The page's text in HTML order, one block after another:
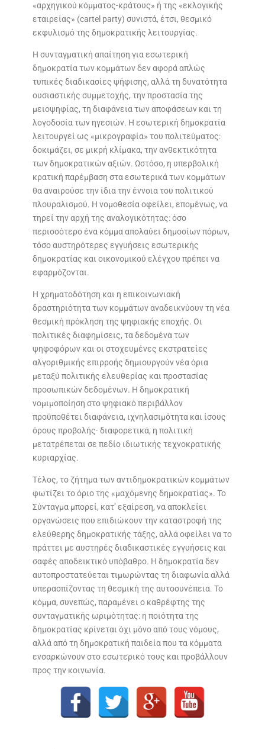
«αρχηγικού κόμματος-κράτους» ή της «εκλογικής
εταιρείας» (cartel party) συνιστά, έτσι, θεσμικό
εκφυλισμό της δημοκρατικής λειτουργίας.
Η συνταγματική απαίτηση για εσωτερική
δημοκρατία των κομμάτων δεν αφορά απλώς
τυπικές διαδικασίες ψήφισης, αλλά τη δυνατότητα
ουσιαστικής συμμετοχής, την προστασία της
μειοψηφίας, τη διαφάνεια των αποφάσεων και τη
λογοδοσία των ηγεσιών. Η εσωτερική δημοκρατία
λειτουργεί ως «μικρογραφία» του πολιτεύματος:
δοκιμάζει, σε μικρή κλίμακα, την ανθεκτικότητα
των δημοκρατικών αξιών. Ωστόσο, η υπερβολική
κρατική παρέμβαση στα εσωτερικά των κομμάτων
θα αναιρούσε την ίδια την έννοια του πολιτικού
πλουραλισμού. Η νομοθεσία οφείλει, επομένως, να
τηρεί την αρχή της αναλογικότητας: όσο
περισσότερο ένα κόμμα απολαύει δημοσίων πόρων,
τόσο αυστηρότερες εγγυήσεις εσωτερικής
δημοκρατίας και οικονομικού ελέγχου πρέπει να
εφαρμόζονται.
Η χρηματοδότηση και η επικοινωνιακή
δραστηριότητα των κομμάτων αναδεικνύουν τη νέα
θεσμική πρόκληση της ψηφιακής εποχής. Οι
πολιτικές διαφημίσεις, τα δεδομένα των
ψηφοφόρων και οι στοχευμένες εκστρατείες
αλγοριθμικής επιρροής δημιουργούν νέα όρια
μεταξύ πολιτικής ελευθερίας και προστασίας
προσωπικών δεδομένων. Η δημοκρατική
νομιμοποίηση στο ψηφιακό περιβάλλον
προϋποθέτει διαφάνεια, ιχνηλασιμότητα και ίσους
όρους προβολής· διαφορετικά, η πολιτική
μετατρέπεται σε πεδίο ιδιωτικής τεχνοκρατικής
κυριαρχίας.
Τέλος, το ζήτημα των αντιδημοκρατικών κομμάτων
φωτίζει το όριο της «μαχόμενης δημοκρατίας». Το
Σύνταγμα μπορεί, κατ’ εξαίρεση, να αποκλείει
οργανώσεις που επιδιώκουν την καταστροφή της
ελεύθερης δημοκρατικής τάξης, αλλά οφείλει να το
πράττει με αυστηρές διαδικαστικές εγγυήσεις και
σαφές αποδεικτικό υπόβαθρο. Η δημοκρατία δεν
αυτοπροστατεύεται τιμωρώντας τη διαφωνία αλλά
υπερασπίζοντας τη θεσμική της αυτοσυνέπεια. Το
κόμμα, συνεπώς, παραμένει ο καθρέφτης της
συνταγματικής ωριμότητας: η ποιότητα της
δημοκρατίας κρίνεται όχι μόνο από τους νόμους,
αλλά από τη δημοκρατική παιδεία που τα κόμματα
ενσαρκώνουν στο εσωτερικό τους και προβάλλουν
προς την κοινωνία.